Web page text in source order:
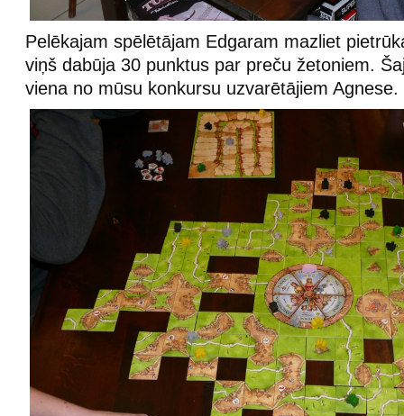
Pelēkajam spēlētājam Edgaram mazliet
viņš dabūja 30 punktus par preču žetoniem.
viena no mūsu konkursu uzvarētājiem Agnese.